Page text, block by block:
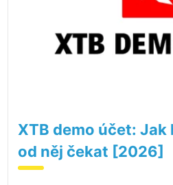
XTB demo účet: Jak
od něj čekat [2026]